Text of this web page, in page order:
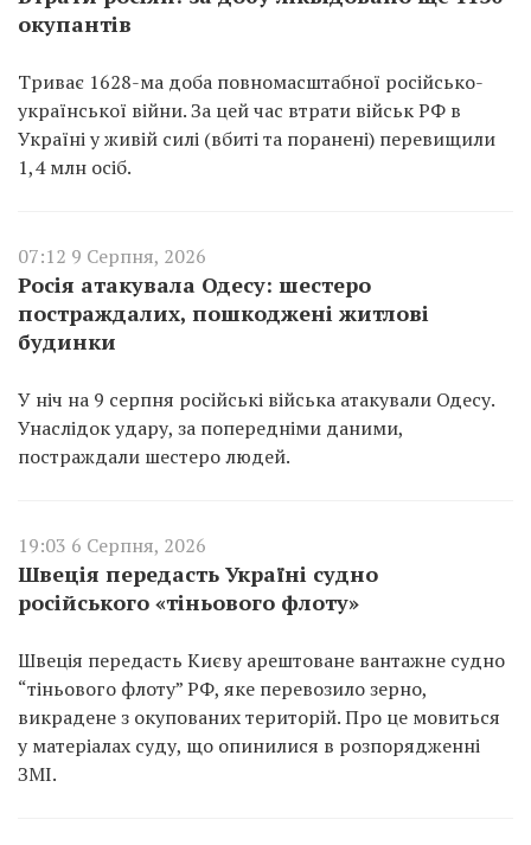
окупантів
Триває 1628-ма доба повномасштабної російсько-
української війни. За цей час втрати військ РФ в
Україні у живій силі (вбиті та поранені) перевищили
1,4 млн осіб.
07:12 9 Серпня, 2026
Росія атакувала Одесу: шестеро
постраждалих, пошкоджені житлові
будинки
У ніч на 9 серпня російські війська атакували Одесу.
Унаслідок удару, за попередніми даними,
постраждали шестеро людей.
19:03 6 Серпня, 2026
Швеція передасть Україні судно
російського «тіньового флоту»
Швеція передасть Києву арештоване вантажне судно
“тіньового флоту” РФ, яке перевозило зерно,
викрадене з окупованих територій. Про це мовиться
у матеріалах суду, що опинилися в розпорядженні
ЗМІ.